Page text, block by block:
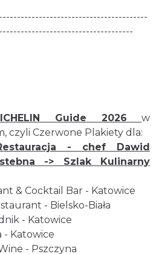
Guide 2026
w
czyli Czerwone Plakiety dla:
- chef Dawid
-> Szlak Kulinarny
& Cocktail Bar - Katowice
- Bielsko-Biała
- Katowice
- Katowice
- Pszczyna